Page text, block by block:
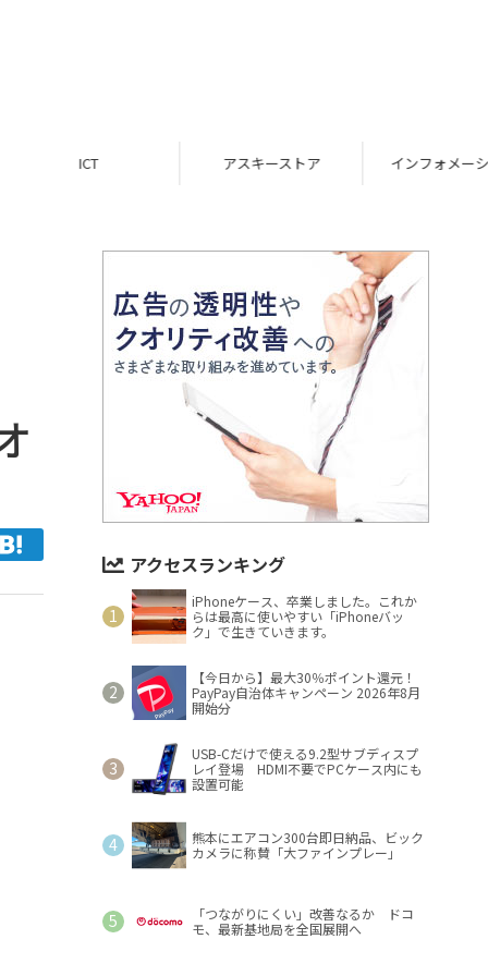
アスキーストア インフォメーション
アクセスランキング
iPhoneケース、卒業しました。これか
らは最高に使いやすい「iPhoneバッ
ク」で生きていきます。
【今日から】最大30％ポイント還元！
PayPay自治体キャンペーン 2026年8月
開始分
USB-Cだけで使える9.2型サブディスプ
レイ登場 HDMI不要でPCケース内にも
設置可能
熊本にエアコン300台即日納品、ビック
カメラに称賛「大ファインプレー」
「つながりにくい」改善なるか ドコ
モ、最新基地局を全国展開へ